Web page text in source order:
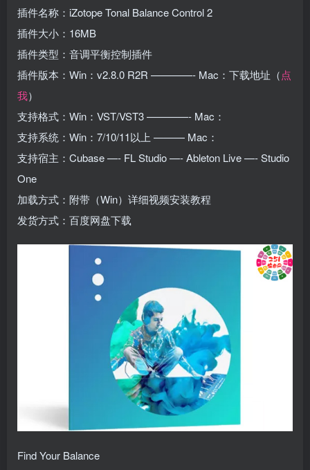
插件名称：iZotope Tonal Balance Control 2
插件大小：16MB
插件类型：音调平衡控制插件
插件版本：Win：v2.8.0 R2R ————- Mac：下载地址（点
我）
支持格式：Win：VST/VST3 ————- Mac：
支持系统：Win：7/10/11以上 ——— Mac：
支持宿主：Cubase —- FL Studio —- Ableton Live —- Studio
One
加载方式：附带（Win）详细视频安装教程
发货方式：百度网盘下载
Find Your Balance